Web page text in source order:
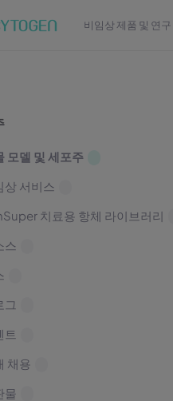
비임상 제품 및 연
모델 및 세포주
상 서비스
치료용 항체 라이브러리
스
그
트
채용
물